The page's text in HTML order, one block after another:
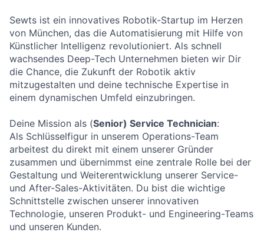
Sewts ist ein innovatives Robotik-Startup im Herzen
von München, das die Automatisierung mit Hilfe von
Künstlicher Intelligenz revolutioniert. Als schnell
wachsendes Deep-Tech Unternehmen bieten wir Dir
die Chance, die Zukunft der Robotik aktiv
mitzugestalten und deine technische Expertise in
einem dynamischen Umfeld einzubringen.
Deine Mission als (Senior) Service Technician:
Als Schlüsselfigur in unserem Operations-Team
arbeitest du direkt mit einem unserer Gründer
zusammen und übernimmst eine zentrale Rolle bei der
Gestaltung und Weiterentwicklung unserer Service-
und After-Sales-Aktivitäten. Du bist die wichtige
Schnittstelle zwischen unserer innovativen
Technologie, unseren Produkt- und Engineering-Teams
und unseren Kunden.